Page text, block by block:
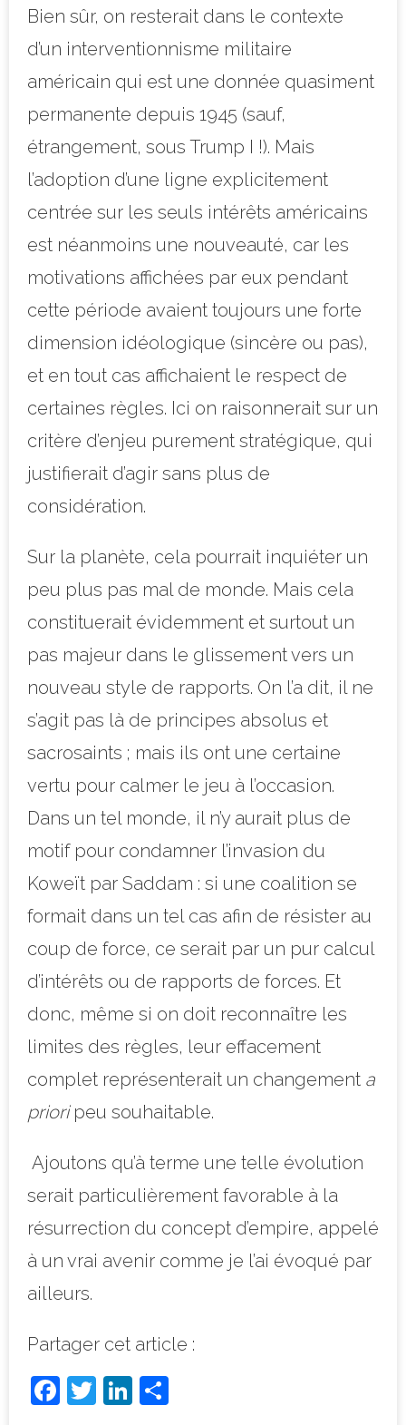
Bien sûr, on resterait dans le contexte
d’un interventionnisme militaire
américain qui est une donnée quasiment
permanente depuis 1945 (sauf,
étrangement, sous Trump I !). Mais
l’adoption d’une ligne explicitement
centrée sur les seuls intérêts américains
est néanmoins une nouveauté, car les
motivations affichées par eux pendant
cette période avaient toujours une forte
dimension idéologique (sincère ou pas),
et en tout cas affichaient le respect de
certaines règles. Ici on raisonnerait sur un
critère d’enjeu purement stratégique, qui
justifierait d’agir sans plus de
considération.
Sur la planète, cela pourrait inquiéter un
peu plus pas mal de monde. Mais cela
constituerait évidemment et surtout un
pas majeur dans le glissement vers un
nouveau style de rapports. On l’a dit, il ne
s’agit pas là de principes absolus et
sacrosaints ; mais ils ont une certaine
vertu pour calmer le jeu à l’occasion.
Dans un tel monde, il n’y aurait plus de
motif pour condamner l’invasion du
Koweït par Saddam : si une coalition se
formait dans un tel cas afin de résister au
coup de force, ce serait par un pur calcul
d’intérêts ou de rapports de forces. Et
donc, même si on doit reconnaître les
limites des règles, leur effacement
complet représenterait un changement a
prioripeu souhaitable.
Ajoutons qu’à terme une telle évolution
serait particulièrement favorable à la
résurrection du concept d’empire, appelé
à un vrai avenir comme je l’ai évoqué par
ailleurs.
Partager cet article :
F
T
Li